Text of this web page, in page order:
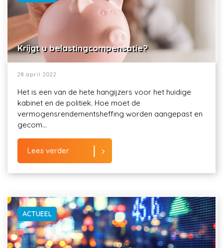
Krijgt u belastingcompensatie?
28 april 2022
Het is een van de hete hangijzers voor het huidige
kabinet en de politiek. Hoe moet de
vermogensrendementsheffing worden aangepast en
gecom...
Lees verder
ACTUEEL